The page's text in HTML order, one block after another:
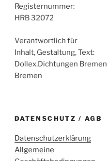
Registernummer:
HRB 32072
Verantwortlich für
Inhalt, Gestaltung, Text:
Dollex.Dichtungen Bremen
Bremen
DATENSCHUTZ / AGB
Datenschutzerklärung
Allgemeine